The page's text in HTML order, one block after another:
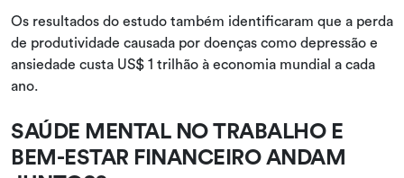
Os resultados do estudo também identificaram que a perda
de produtividade causada por doenças como depressão e
ansiedade custa US$ 1 trilhão à economia mundial a cada
ano.
SAÚDE MENTAL NO TRABALHO E
BEM-ESTAR FINANCEIRO ANDAM